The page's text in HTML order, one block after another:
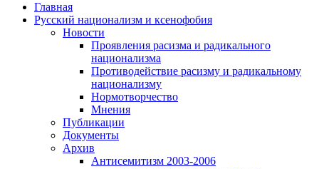
Главная
Русский национализм и ксенофобия
Новости
Проявления расизма и радикального
национализма
Противодействие расизму и радикальному
национализму
Нормотворчество
Мнения
Публикации
Документы
Архив
Антисемитизм 2003-2006